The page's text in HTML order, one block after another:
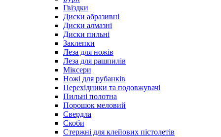
Гвіздки
Диски абразивні
Диски алмазні
Диски пильні
Заклепки
Леза для ножів
Леза для рашпилів
Міксери
Ножі для рубанків
Перехідники та подовжувачі
Пильні полотна
Порошок меловий
Свердла
Скоби
Стержні для клейових пістолетів